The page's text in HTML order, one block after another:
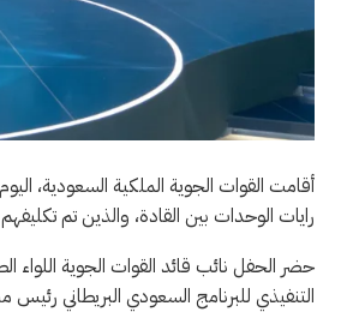
أقامت القوات الجوية الملكية السعودية،
رايات الوحدات بين القادة، والذين تم
حضر الحفل نائب قائد القوات الجوية
التنفيذي للبرنامج السعودي البريطاني رئيس